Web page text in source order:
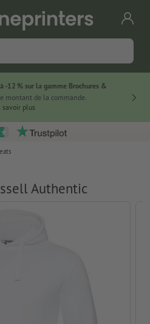
-12 % sur la gamme Brochures &
montant de la commande.
savoir plus
Authentic